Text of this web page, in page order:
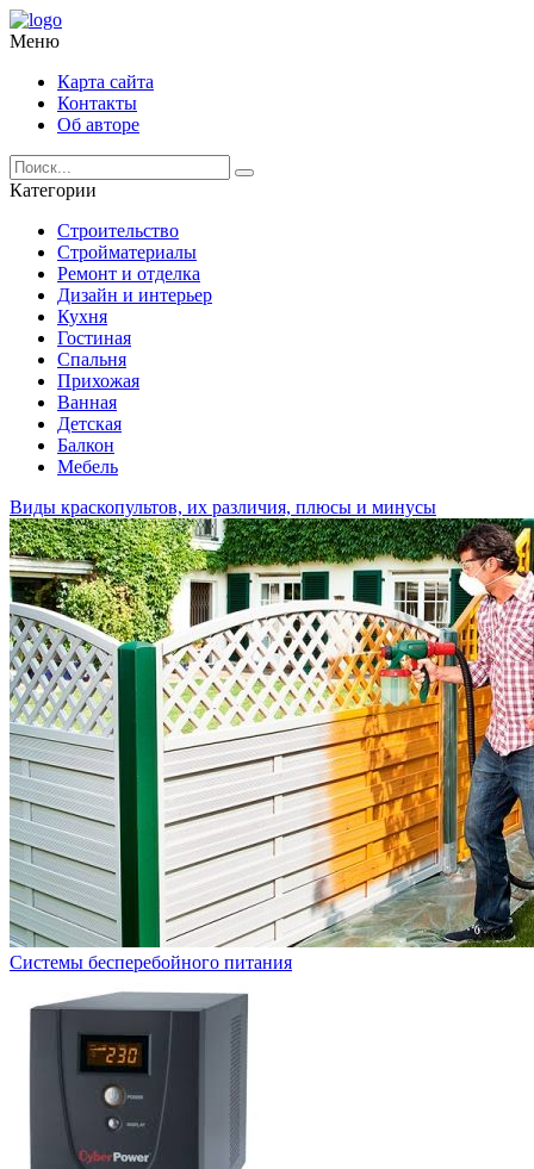
Меню
Карта сайта
Контакты
Об авторе
Категории
Строительство
Стройматериалы
Ремонт и отделка
Дизайн и интерьер
Кухня
Гостиная
Спальня
Прихожая
Ванная
Детская
Балкон
Мебель
Виды краскопультов, их различия, плюсы и минусы
Системы бесперебойного питания